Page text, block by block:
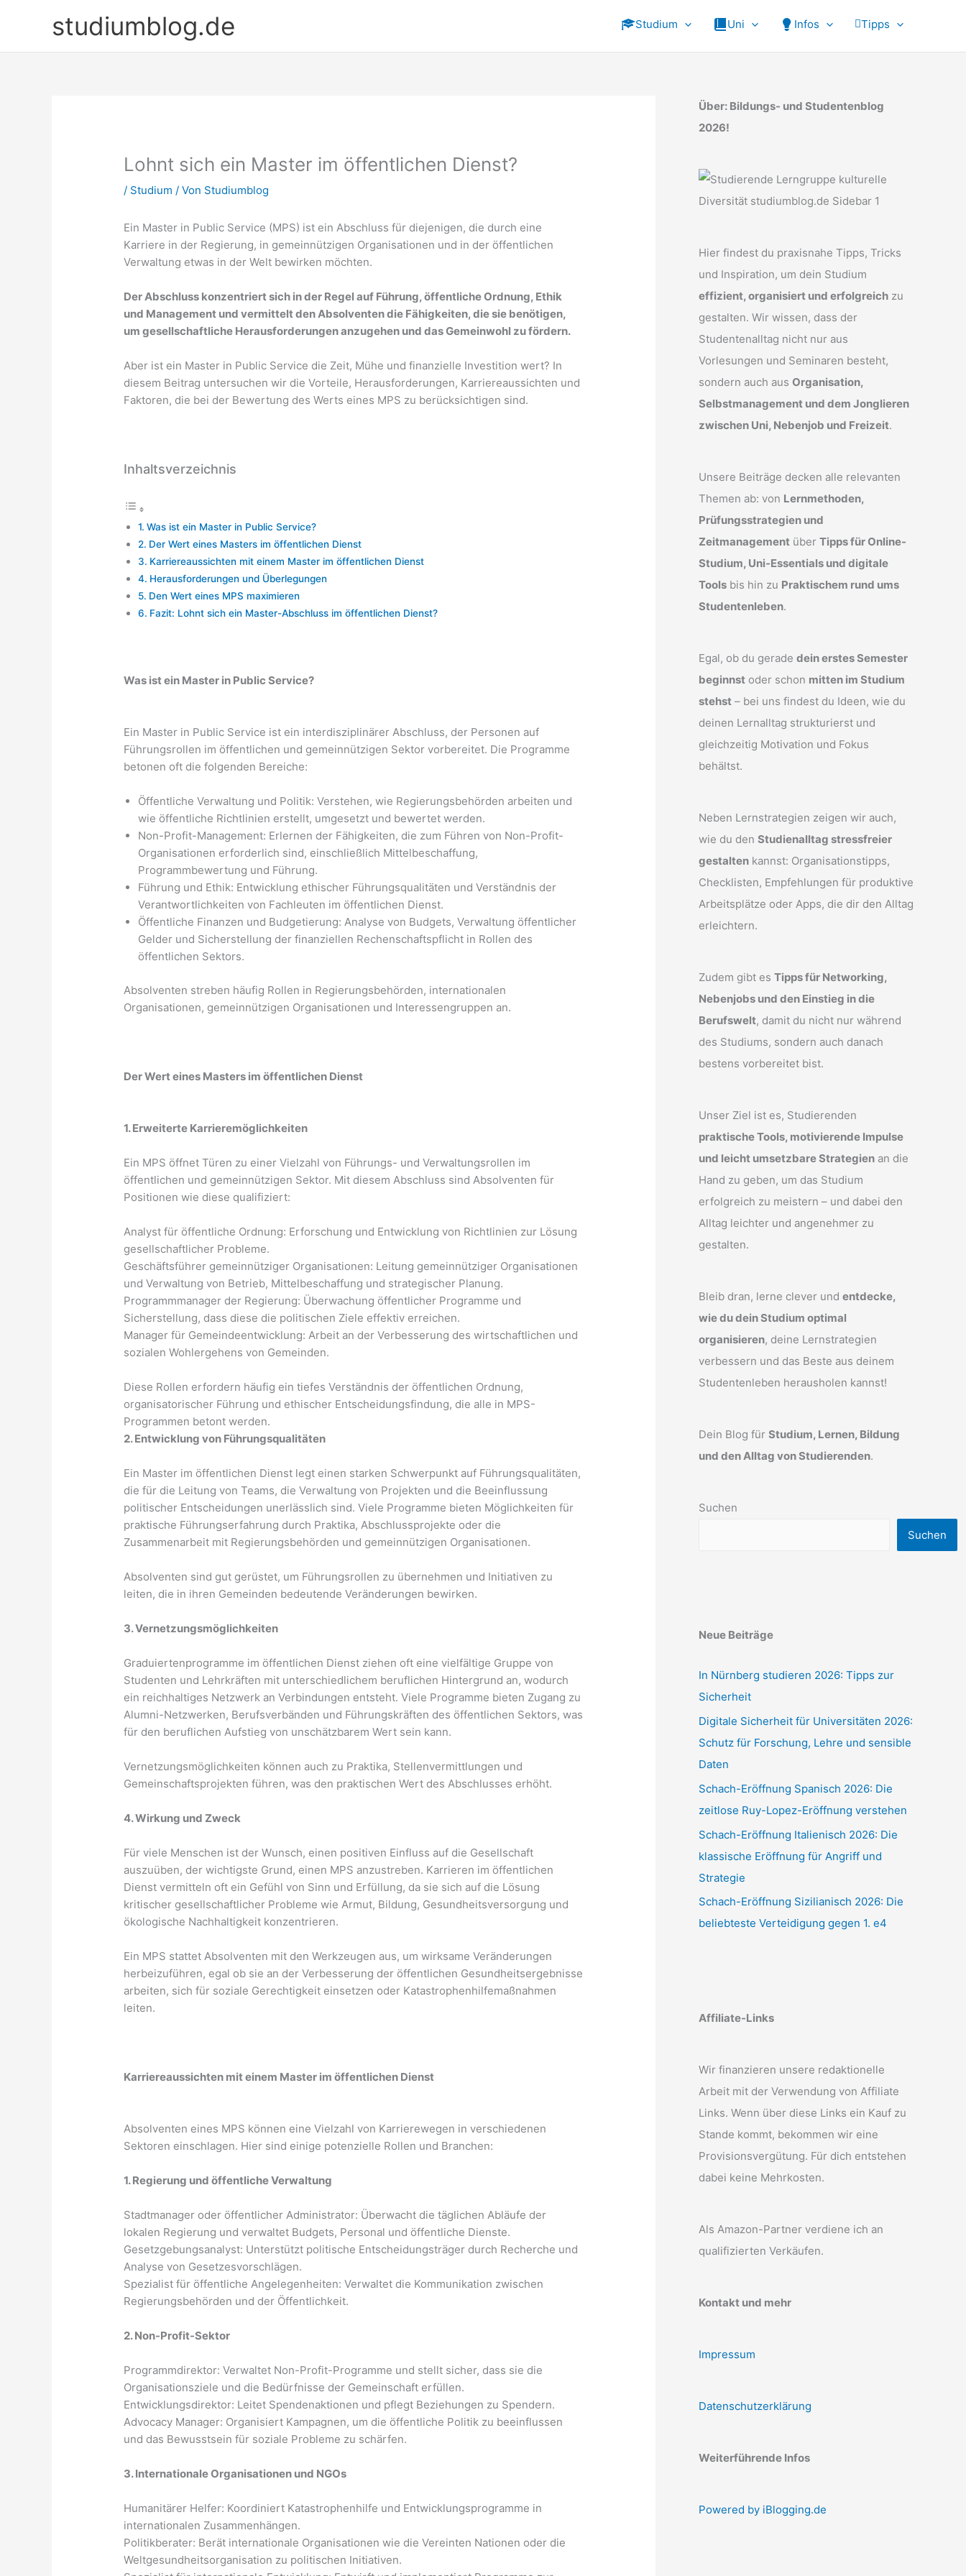
studiumblog.de Studium Uni Infos Tipps
Lohnt sich ein Master im öffentlichen Dienst?
/ Studium / Von Studiumblog
Ein Master in Public Service (MPS) ist ein Abschluss für diejenigen, die durch eine
Karriere in der Regierung, in gemeinnützigen Organisationen und in der öffentlichen
Verwaltung etwas in der Welt bewirken möchten.
Der Abschluss konzentriert sich in der Regel auf Führung, öffentliche Ordnung, Ethik
und Management und vermittelt den Absolventen die Fähigkeiten, die sie benötigen,
um gesellschaftliche Herausforderungen anzugehen und das Gemeinwohl zu fördern.
Aber ist ein Master in Public Service die Zeit, Mühe und finanzielle Investition wert? In
diesem Beitrag untersuchen wir die Vorteile, Herausforderungen, Karriereaussichten und
Faktoren, die bei der Bewertung des Werts eines MPS zu berücksichtigen sind.
Inhaltsverzeichnis
Was ist ein Master in Public Service?
Der Wert eines Masters im öffentlichen Dienst
Karriereaussichten mit einem Master im öffentlichen Dienst
Herausforderungen und Überlegungen
Den Wert eines MPS maximieren
Fazit: Lohnt sich ein Master-Abschluss im öffentlichen Dienst?
Was ist ein Master in Public Service?
Ein Master in Public Service ist ein interdisziplinärer Abschluss, der Personen auf
Führungsrollen im öffentlichen und gemeinnützigen Sektor vorbereitet. Die Programme
betonen oft die folgenden Bereiche:
Öffentliche Verwaltung und Politik: Verstehen, wie Regierungsbehörden arbeiten und
wie öffentliche Richtlinien erstellt, umgesetzt und bewertet werden.
Non-Profit-Management: Erlernen der Fähigkeiten, die zum Führen von Non-Profit-
Organisationen erforderlich sind, einschließlich Mittelbeschaffung,
Programmbewertung und Führung.
Führung und Ethik: Entwicklung ethischer Führungsqualitäten und Verständnis der
Verantwortlichkeiten von Fachleuten im öffentlichen Dienst.
Öffentliche Finanzen und Budgetierung: Analyse von Budgets, Verwaltung öffentlicher
Gelder und Sicherstellung der finanziellen Rechenschaftspflicht in Rollen des
öffentlichen Sektors.
Absolventen streben häufig Rollen in Regierungsbehörden, internationalen
Organisationen, gemeinnützigen Organisationen und Interessengruppen an.
Der Wert eines Masters im öffentlichen Dienst
1. Erweiterte Karrieremöglichkeiten
Ein MPS öffnet Türen zu einer Vielzahl von Führungs- und Verwaltungsrollen im
öffentlichen und gemeinnützigen Sektor. Mit diesem Abschluss sind Absolventen für
Positionen wie diese qualifiziert:
Analyst für öffentliche Ordnung: Erforschung und Entwicklung von Richtlinien zur Lösung
gesellschaftlicher Probleme.
Geschäftsführer gemeinnütziger Organisationen: Leitung gemeinnütziger Organisationen
und Verwaltung von Betrieb, Mittelbeschaffung und strategischer Planung.
Programmmanager der Regierung: Überwachung öffentlicher Programme und
Sicherstellung, dass diese die politischen Ziele effektiv erreichen.
Manager für Gemeindeentwicklung: Arbeit an der Verbesserung des wirtschaftlichen und
sozialen Wohlergehens von Gemeinden.
Diese Rollen erfordern häufig ein tiefes Verständnis der öffentlichen Ordnung,
organisatorischer Führung und ethischer Entscheidungsfindung, die alle in MPS-
Programmen betont werden.
2. Entwicklung von Führungsqualitäten
Ein Master im öffentlichen Dienst legt einen starken Schwerpunkt auf Führungsqualitäten,
die für die Leitung von Teams, die Verwaltung von Projekten und die Beeinflussung
politischer Entscheidungen unerlässlich sind. Viele Programme bieten Möglichkeiten für
praktische Führungserfahrung durch Praktika, Abschlussprojekte oder die
Zusammenarbeit mit Regierungsbehörden und gemeinnützigen Organisationen.
Absolventen sind gut gerüstet, um Führungsrollen zu übernehmen und Initiativen zu
leiten, die in ihren Gemeinden bedeutende Veränderungen bewirken.
3. Vernetzungsmöglichkeiten
Graduiertenprogramme im öffentlichen Dienst ziehen oft eine vielfältige Gruppe von
Studenten und Lehrkräften mit unterschiedlichem beruflichen Hintergrund an, wodurch
ein reichhaltiges Netzwerk an Verbindungen entsteht. Viele Programme bieten Zugang zu
Alumni-Netzwerken, Berufsverbänden und Führungskräften des öffentlichen Sektors, was
für den beruflichen Aufstieg von unschätzbarem Wert sein kann.
Vernetzungsmöglichkeiten können auch zu Praktika, Stellenvermittlungen und
Gemeinschaftsprojekten führen, was den praktischen Wert des Abschlusses erhöht.
4. Wirkung und Zweck
Für viele Menschen ist der Wunsch, einen positiven Einfluss auf die Gesellschaft
auszuüben, der wichtigste Grund, einen MPS anzustreben. Karrieren im öffentlichen
Dienst vermitteln oft ein Gefühl von Sinn und Erfüllung, da sie sich auf die Lösung
kritischer gesellschaftlicher Probleme wie Armut, Bildung, Gesundheitsversorgung und
ökologische Nachhaltigkeit konzentrieren.
Ein MPS stattet Absolventen mit den Werkzeugen aus, um wirksame Veränderungen
herbeizuführen, egal ob sie an der Verbesserung der öffentlichen Gesundheitsergebnisse
arbeiten, sich für soziale Gerechtigkeit einsetzen oder Katastrophenhilfemaßnahmen
leiten.
Karriereaussichten mit einem Master im öffentlichen Dienst
Absolventen eines MPS können eine Vielzahl von Karrierewegen in verschiedenen
Sektoren einschlagen. Hier sind einige potenzielle Rollen und Branchen:
1. Regierung und öffentliche Verwaltung
Stadtmanager oder öffentlicher Administrator: Überwacht die täglichen Abläufe der
lokalen Regierung und verwaltet Budgets, Personal und öffentliche Dienste.
Gesetzgebungsanalyst: Unterstützt politische Entscheidungsträger durch Recherche und
Analyse von Gesetzesvorschlägen.
Spezialist für öffentliche Angelegenheiten: Verwaltet die Kommunikation zwischen
Regierungsbehörden und der Öffentlichkeit.
2. Non-Profit-Sektor
Programmdirektor: Verwaltet Non-Profit-Programme und stellt sicher, dass sie die
Organisationsziele und die Bedürfnisse der Gemeinschaft erfüllen.
Entwicklungsdirektor: Leitet Spendenaktionen und pflegt Beziehungen zu Spendern.
Advocacy Manager: Organisiert Kampagnen, um die öffentliche Politik zu beeinflussen
und das Bewusstsein für soziale Probleme zu schärfen.
3. Internationale Organisationen und NGOs
Humanitärer Helfer: Koordiniert Katastrophenhilfe und Entwicklungsprogramme in
internationalen Zusammenhängen.
Politikberater: Berät internationale Organisationen wie die Vereinten Nationen oder die
Weltgesundheitsorganisation zu politischen Initiativen.
Über: Bildungs- und Studentenblog
2026!
Hier findest du praxisnahe Tipps, Tricks
und Inspiration, um dein Studium
effizient, organisiert und erfolgreich zu
gestalten. Wir wissen, dass der
Studentenalltag nicht nur aus
Vorlesungen und Seminaren besteht,
sondern auch aus Organisation,
Selbstmanagement und dem Jonglieren
zwischen Uni, Nebenjob und Freizeit.
Unsere Beiträge decken alle relevanten
Themen ab: von Lernmethoden,
Prüfungsstrategien und
Zeitmanagement über Tipps für Online-
Studium, Uni-Essentials und digitale
Tools bis hin zu Praktischem rund ums
Studentenleben.
Egal, ob du gerade dein erstes Semester
beginnst oder schon mitten im Studium
stehst – bei uns findest du Ideen, wie du
deinen Lernalltag strukturierst und
gleichzeitig Motivation und Fokus
behältst.
Neben Lernstrategien zeigen wir auch,
wie du den Studienalltag stressfreier
gestalten kannst: Organisationstipps,
Checklisten, Empfehlungen für produktive
Arbeitsplätze oder Apps, die dir den Alltag
erleichtern.
Zudem gibt es Tipps für Networking,
Nebenjobs und den Einstieg in die
Berufswelt, damit du nicht nur während
des Studiums, sondern auch danach
bestens vorbereitet bist.
Unser Ziel ist es, Studierenden
praktische Tools, motivierende Impulse
und leicht umsetzbare Strategien an die
Hand zu geben, um das Studium
erfolgreich zu meistern – und dabei den
Alltag leichter und angenehmer zu
gestalten.
Bleib dran, lerne clever und entdecke,
wie du dein Studium optimal
organisieren, deine Lernstrategien
verbessern und das Beste aus deinem
Studentenleben herausholen kannst!
Dein Blog für Studium, Lernen, Bildung
und den Alltag von Studierenden.
Suchen
Suchen
Neue Beiträge
In Nürnberg studieren 2026: Tipps zur
Sicherheit
Digitale Sicherheit für Universitäten 2026:
Schutz für Forschung, Lehre und sensible
Daten
Schach-Eröffnung Spanisch 2026: Die
zeitlose Ruy-Lopez-Eröffnung verstehen
Schach-Eröffnung Italienisch 2026: Die
klassische Eröffnung für Angriff und
Strategie
Schach-Eröffnung Sizilianisch 2026: Die
beliebteste Verteidigung gegen 1. e4
Affiliate-Links
Wir finanzieren unsere redaktionelle
Arbeit mit der Verwendung von Affiliate
Links. Wenn über diese Links ein Kauf zu
Stande kommt, bekommen wir eine
Provisionsvergütung. Für dich entstehen
dabei keine Mehrkosten.
Als Amazon-Partner verdiene ich an
qualifizierten Verkäufen.
Kontakt und mehr
Impressum
Datenschutzerklärung
Weiterführende Infos
Powered by iBlogging.de